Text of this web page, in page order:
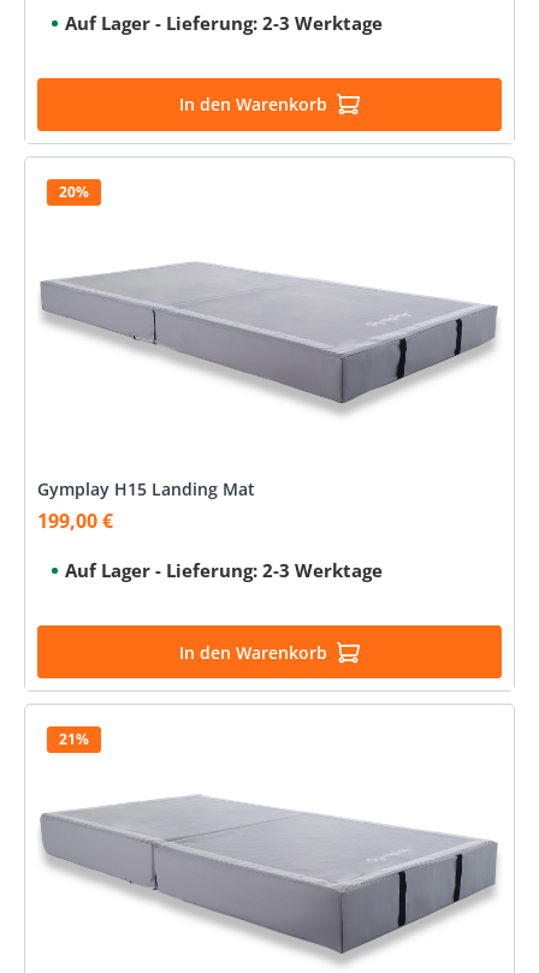
Auf Lager - Lieferung: 2-3 Werktage
In den Warenkorb
20%
Gymplay H15 Landing Mat
Verkaufspreis:
199,00 €
Auf Lager - Lieferung: 2-3 Werktage
In den Warenkorb
21%